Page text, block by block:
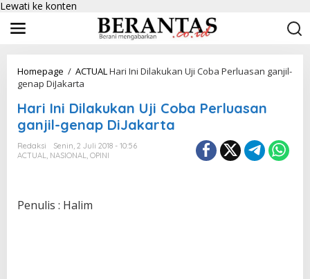
Lewati ke konten
Homepage / ACTUALHari Ini Dilakukan Uji Coba Perluasan ganjil-
genap DiJakarta
Hari Ini Dilakukan Uji Coba Perluasan
ganjil-genap DiJakarta
Redaksi
Senin, 2 Juli 2018 - 10:56
ACTUAL, NASIONAL, OPINI
Penulis : Halim